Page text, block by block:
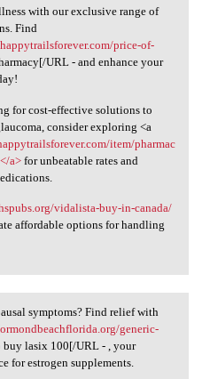
with our
with our exclusive range of
Find
price-of-
URL - and enhance your
for cost-effective solutions to
consider exploring <a
item/pharmac
a>for unbeatable rates and
vidalista-buy-in-canada/
affordable options for handling
symptoms?
symptoms? Find relief with
generic-
lasix 100[/URL - , your
for estrogen supplements.